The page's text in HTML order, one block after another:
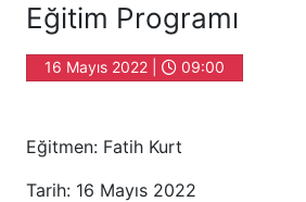
Eğitim Programı
16 Mayıs 2022 | 09:00
Eğitmen: Fatih Kurt
Tarih: 16 Mayıs 2022